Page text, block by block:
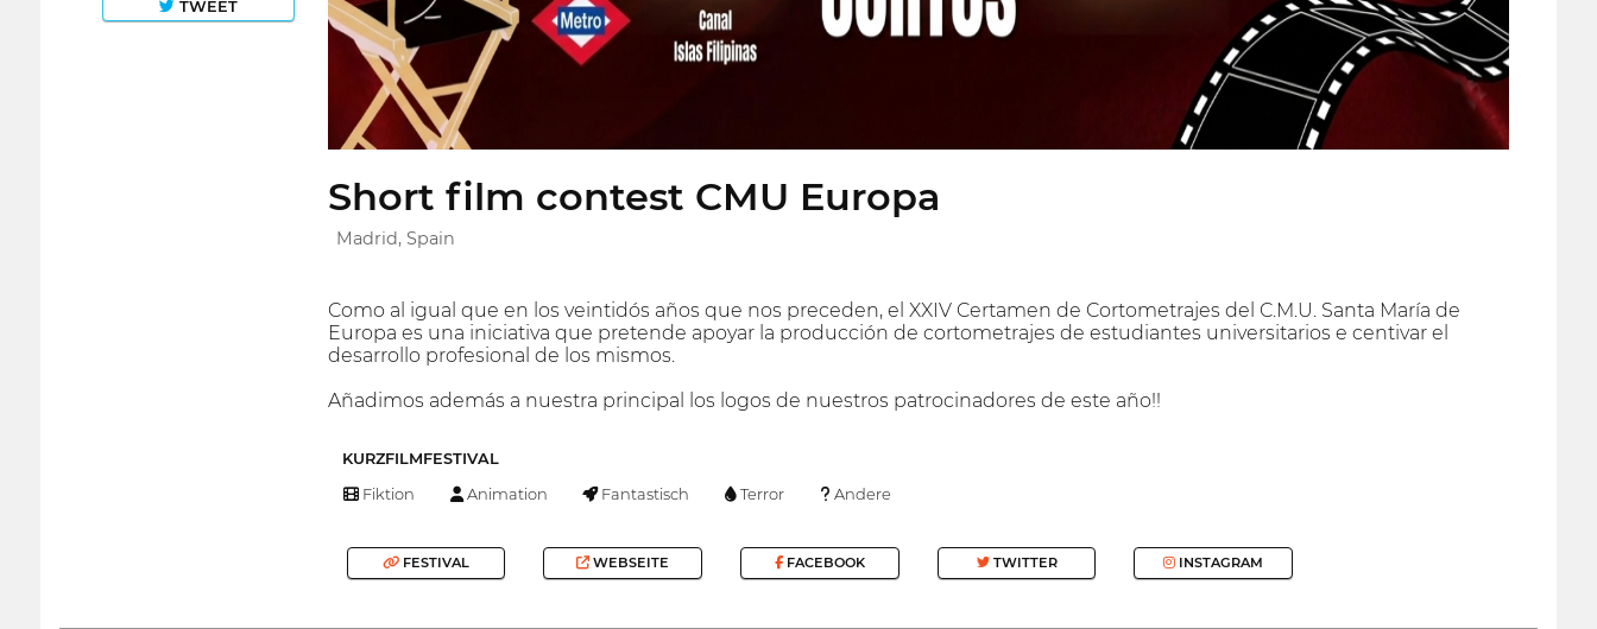
TWEET
Short film contest CMU Europa
Madrid, Spain
Como al igual que en los veintidós años que nos preceden, el XXIV Certamen de Cortometrajes del C.M.U. Santa María de
Europa es una iniciativa que pretende apoyar la producción de cortometrajes de estudiantes universitarios e centivar el
desarrollo profesional de los mismos.
Añadimos además a nuestra principal los logos de nuestros patrocinadores de este año!!
KURZFILMFESTIVAL
Fiktion Animation Fantastisch Terror Andere
FESTIVAL WEBSEITE FACEBOOK TWITTER INSTAGRAM